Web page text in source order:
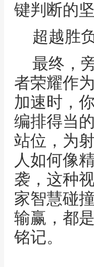
键判断的
超越胜
最终，
者荣耀作
加速时，
编排得当
站位，为
人如何像
袭，这种
家智慧碰
输赢，都
铭记。